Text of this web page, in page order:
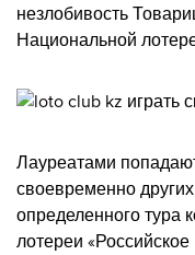
незлобивость
Национальной
Лауреатами
своевременно
определенного тура
лотереи